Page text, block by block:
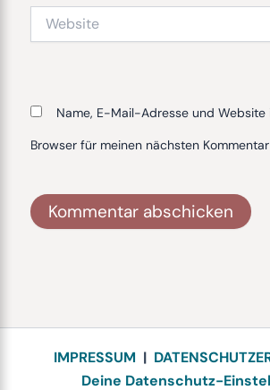
Name, E-Mail-Adresse und Website
Browser für meinen nächsten
IMPRESSUM |
Deine Datenschutz-